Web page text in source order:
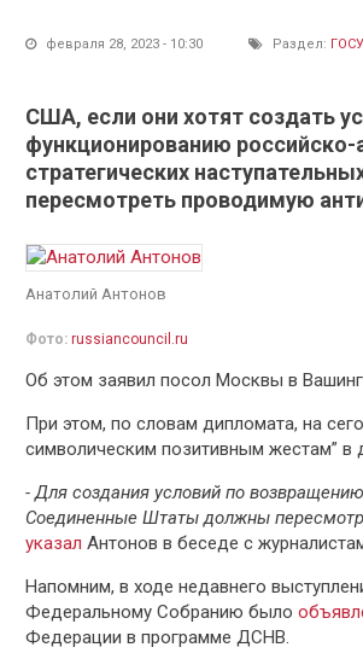
февраля 28, 2023 - 10:30 Раздел:
США, если они хотят создать
функционированию
стратегических
пересмотреть проводимую
Анатолий Антонов
Фото: russiancouncil.ru
Об этом заявил посол Москвы в
При этом, по словам дипломата, на
символическим позитивным жестам” в
- Для создания условий по
Соединенные Штаты должны
указал Антонов в беседе с
Напомним, в ходе недавнего
Федеральному Собранию было
Федерации в программе ДСНВ.